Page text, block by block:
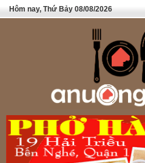
Hôm nay, Thứ Bảy 08/08/2026